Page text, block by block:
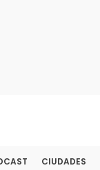
CIUDADES